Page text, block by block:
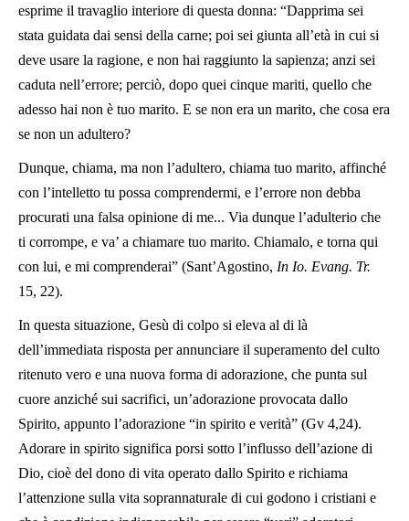
esprime il travaglio interiore di questa donna: “Dapprima sei
stata guidata dai sensi della carne; poi sei giunta all’età in cui si
deve usare la ragione, e non hai raggiunto la sapienza; anzi sei
caduta nell’errore; perciò, dopo quei cinque mariti, quello che
adesso hai non è tuo marito. E se non era un marito, che cosa era
se non un adultero?
Dunque, chiama, ma non l’adultero, chiama tuo marito, affinché
con l’intelletto tu possa comprendermi, e l’errore non debba
procurati una falsa opinione di me... Via dunque l’adulterio che
ti corrompe, e va’ a chiamare tuo marito. Chiamalo, e torna qui
con lui, e mi comprenderai” (Sant’Agostino, In Io. Evang. Tr.
15, 22).
In questa situazione, Gesù di colpo si eleva al di là
dell’immediata risposta per annunciare il superamento del culto
ritenuto vero e una nuova forma di adorazione, che punta sul
cuore anziché sui sacrifici, un’adorazione provocata dallo
Spirito, appunto l’adorazione “in spirito e verità” (Gv 4,24).
Adorare in spirito significa porsi sotto l’influsso dell’azione di
Dio, cioè del dono di vita operato dallo Spirito e richiama
l’attenzione sulla vita soprannaturale di cui godono i cristiani e